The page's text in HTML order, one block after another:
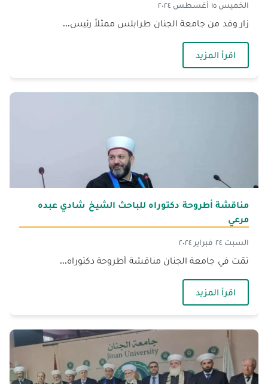
الخميس ١٥ أغسطس ٢٠٢٤
زار وفد من جامعة الجنان طرابلس ممثلاً رئيس...
اقرأ المزيد— الجنان تقدّم منحاً دراسية لمفتي عكار
مناقشة أطروحة دكتوراه للباحث الشيخ شادي عبده
مرعي
السبت ٢٤ فبراير ٢٠٢٤
تمّت في جامعة الجنان مناقشة أطروحة دكتوراه...
اقرأ المزيد